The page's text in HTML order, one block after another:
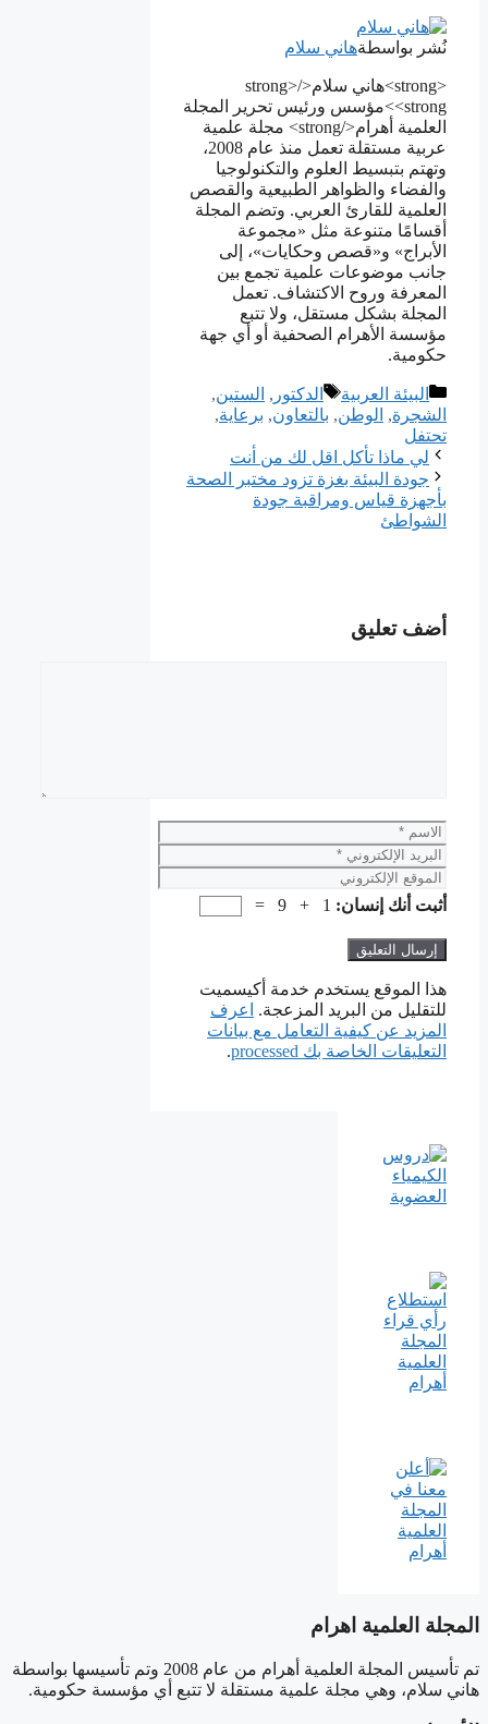
نُشر بواسطةهاني سلام
<strong>هاني سلام</strong>
<strong>مؤسس ورئيس تحرير المجلة
العلمية أهرام</strong> مجلة علمية
عربية مستقلة تعمل منذ عام 2008،
وتهتم بتبسيط العلوم والتكنولوجيا
والفضاء والظواهر الطبيعية والقصص
العلمية للقارئ العربي. وتضم المجلة
أقسامًا متنوعة مثل «مجموعة
الأبراج» و«قصص وحكايات»، إلى
جانب موضوعات علمية تجمع بين
المعرفة وروح الاكتشاف. تعمل
المجلة بشكل مستقل، ولا تتبع
مؤسسة الأهرام الصحفية أو أي جهة
حكومية.
التصنيفات
البيئة العربية الوسوم
ﺍﻟﺪﻛﺘﻮﺭ , ﺍﻟﺴﺘﻴﻦ,
ﺍﻟﺸﺠﺮﺓ, ﺍﻟﻮﻃﻦ, ﺑﺎﻟﺘﻌﺎﻭﻥ, ﺑﺮﻋﺎﻳﺔ,
ﺗﺤﺘﻔﻞ
ﻟﻲ ﻣﺎﺫﺍ ﺗﺄﻛﻞ ﺍﻗﻞ ﻟﻚ ﻣﻦ ﺃﻧﺖ
ﺟﻮﺩﺓ ﺍﻟﺒﻴﺌﺔ ﺑﻐﺰﺓ ﺗﺰﻭﺩ ﻣﺨﺘﺒﺮ ﺍﻟﺼﺤﺔ
ﺑﺄﺟﻬﺰﺓ ﻗﻴﺎﺱ ﻭﻣﺮﺍﻗﺒﺔ ﺟﻮﺩﺓ
ﺍﻟﺸﻮﺍﻃﺊ
أضف تعليق
الاسم
البريد
الإلكتروني
الموقع
الإلكتروني
أثبت أنك إنسان: 1 + 9 =
هذا الموقع يستخدم خدمة أكيسميت
للتقليل من البريد المزعجة.
اعرف
المزيد عن كيفية التعامل مع بيانات
التعليقات الخاصة بك processed
.
المجلة العلمية اهرام
تم تأسيس المجلة العلمية أهرام من عام 2008 وتم تأسيسها بواسطة
هاني سلام، وهي مجلة علمية مستقلة لا تتبع أي مؤسسة حكومية.